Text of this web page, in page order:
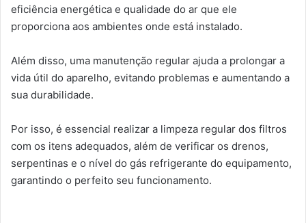
eficiência energética e qualidade do ar que ele
proporciona aos ambientes onde está instalado.
Além disso, uma manutenção regular ajuda a prolongar a
vida útil do aparelho, evitando problemas e aumentando a
sua durabilidade.
Por isso, é essencial realizar a limpeza regular dos filtros
com os itens adequados, além de verificar os drenos,
serpentinas e o nível do gás refrigerante do equipamento,
garantindo o perfeito seu funcionamento.